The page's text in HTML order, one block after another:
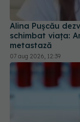
07 aug 2026, 12:39